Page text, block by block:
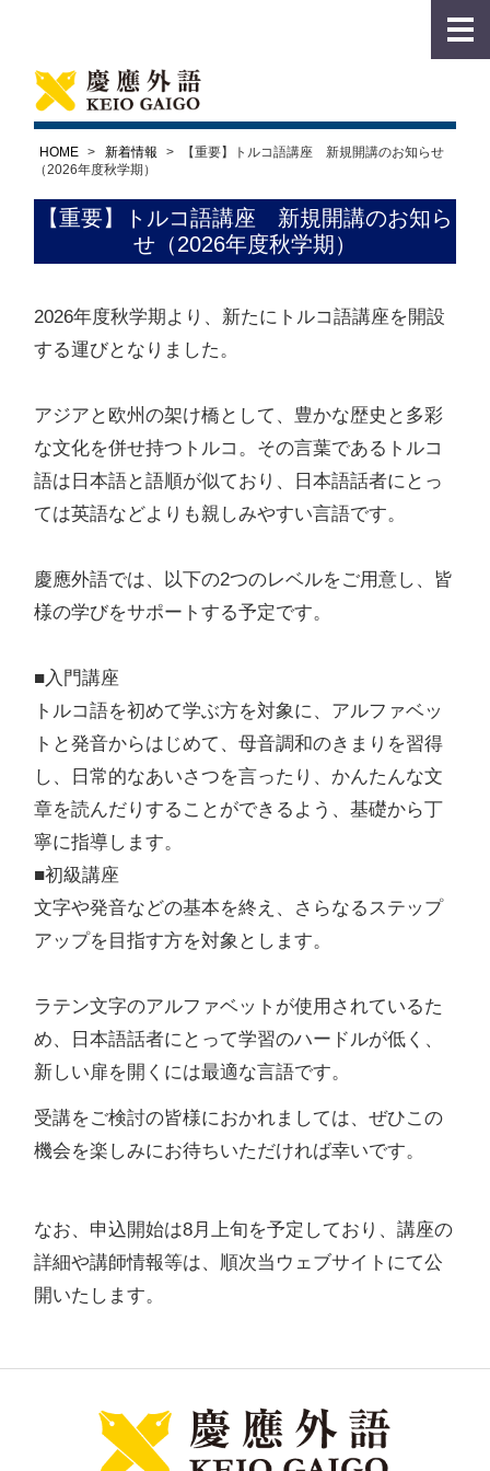
HOME > 新着情報 >
【重要】トルコ語講座 新規開講のお知らせ
（2026年度秋学期）
【重要】トルコ語講座 新規開講のお知ら
せ（2026年度秋学期）
2026年度秋学期より、新たに トルコ語講座を開設
する運びとなりました。
アジアと欧州の架け橋として、豊かな歴史と多彩
な文化を併せ持つトルコ。その言葉であるトルコ
語は日本語と語順が似ており、日本語話者にとっ
ては英語などよりも親しみやすい言語です。
慶應外語では、以下の2つのレベルをご用意し、皆
様の学びをサポートする予定です。
■入門講座
トルコ語を初めて学ぶ方を対象に、アルファベッ
トと発音からはじめて、母音調和のきまりを習得
し、日常的なあいさつを言ったり、かんたんな文
章を読んだりすることができるよう、基礎から丁
寧に指導します。
■初級講座
文字や発音などの基本を終え、さらなるステップ
アップを目指す方を対象とします。
ラテン文字のアルファベットが使用されているた
め、日本語話者にとって学習のハードルが低く、
新しい扉を開くには最適な言語です。
受講をご検討の皆様におかれましては、ぜひこの
機会を楽しみにお待ちいただければ幸いです。
なお、申込開始は8月上旬を予定しており、講座の
詳細や講師情報等は、順次当ウェブサイトにて公
開いたします。